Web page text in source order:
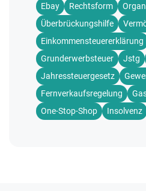
Ebay
Rechtsform
Überbrückungshilfe
Einkommensteuererklärung
Grunderwerbsteuer
Jstg
Jahressteuergesetz
Fernverkaufsregelung
One-Stop-Shop
Insolvenz